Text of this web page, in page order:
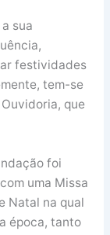
sua
festividades
tem-se
que
foi
uma Missa
Natal na qual
época, tanto